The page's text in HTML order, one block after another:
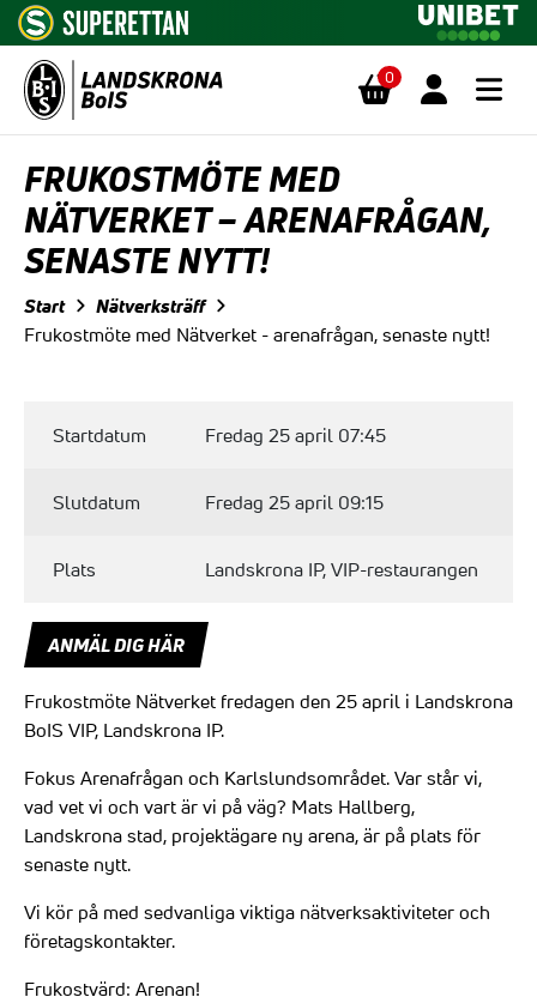
0
FRUKOSTMÖTE MED
NÄTVERKET – ARENAFRÅGAN,
SENASTE NYTT!
Start Nätverksträff
Frukostmöte med Nätverket - arenafrågan, senaste nytt!
Startdatum Fredag 25 april 07:45
Slutdatum Fredag 25 april 09:15
Plats Landskrona IP, VIP-restaurangen
ANMÄL DIG HÄR
Frukostmöte Nätverket fredagen den 25 april i Landskrona
BoIS VIP, Landskrona IP.
Fokus Arenafrågan och Karlslundsområdet. Var står vi,
vad vet vi och vart är vi på väg? Mats Hallberg,
Landskrona stad, projektägare ny arena, är på plats för
senaste nytt.
Vi kör på med sedvanliga viktiga nätverksaktiviteter och
företagskontakter.
Frukostvärd: Arenan!